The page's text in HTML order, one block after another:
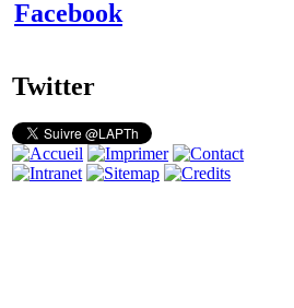
Facebook
Twitter